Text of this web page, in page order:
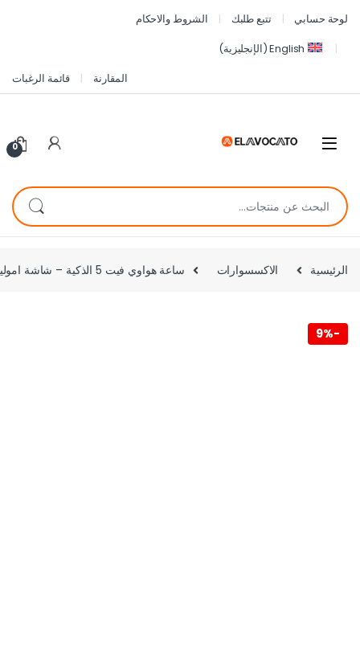
لوحة حسابي تتبع طلبك
الشروط والاحكام
English
(الإنجليزية)
المقارنة
قائمة الرغبات
0
الرئيسية الاكسسوارات ساعة هواوي فيت 5 الذكية – شاشة اموليد ساطعة 2500 شمعة مع GPS ومكالمات بلوتوث وتتبع صحي متقدم
-
9%